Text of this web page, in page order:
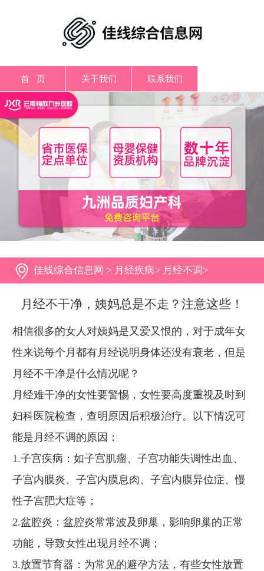
首 页 关于我们 联系我们
佳线综合信息网 > 月经疾病> 月经不调 >
月经不干净，姨妈总是不走？注意这些！
相信很多的女人对姨妈是又爱又恨的，对于成年女
性来说每个月都有月经说明身体还没有衰老，但是
月经不干净是什么情况呢？
月经难干净的女性要警惕，女性要高度重视及时到
妇科医院检查，查明原因后积极治疗。以下情况可
能是月经不调的原因：
1.子宫疾病：如子宫肌瘤、子宫功能失调性出血、
子宫内膜炎、子宫内膜息肉、子宫内膜异位症、慢
性子宫肥大症等；
2.盆腔炎：盆腔炎常常波及卵巢，影响卵巢的正常
功能，导致女性出现月经不调；
3.放置节育器：为常见的避孕方法，有些女性放置